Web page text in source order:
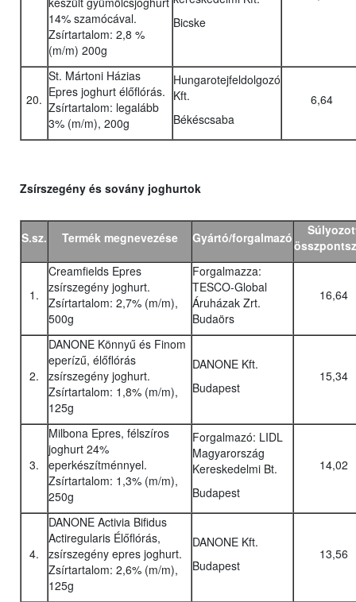
14% szamócával.
Zsírtartalom: 2,8 %
(m/m) 200g
Bicske
20.
St. Mártoni Házias
Epres joghurt élőflórás.
Zsírtartalom: legalább
3% (m/m), 200g
Hungarotejfeldolgozó
Kft.
Békéscsaba
6,64
Zsírszegény és sovány joghurtok
S.sz. Termék megnevezése Gyártó/forgalmazó
1.
Creamfields Epres
zsírszegény joghurt.
Zsírtartalom: 2,7% (m/m),
500g
Forgalmazza:
TESCO-Global
Áruházak Zrt.
Budaörs
16,64
2.
DANONE Könnyű és Finom
eperízű, élőflórás
zsírszegény joghurt.
Zsírtartalom: 1,8% (m/m),
125g
DANONE Kft.
Budapest
15,34
3.
Milbona Epres, félszíros
joghurt 24%
eperkészítménnyel.
Zsírtartalom: 1,3% (m/m),
250g
Forgalmazó: LIDL
Magyarország
Kereskedelmi Bt.
Budapest
14,02
4.
DANONE Activia Bifidus
Actiregularis Élőflórás,
zsírszegény epres joghurt.
Zsírtartalom: 2,6% (m/m),
125g
DANONE Kft.
Budapest
13,56